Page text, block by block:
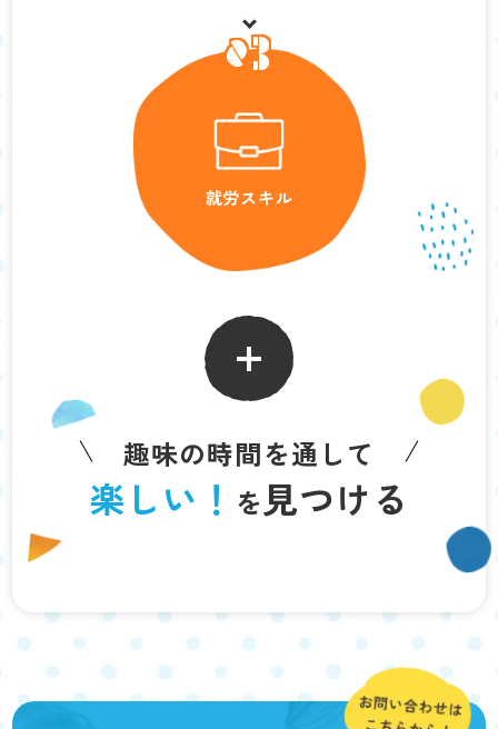
03
就労スキル
趣味の時間を通して
楽しい！ を見つける